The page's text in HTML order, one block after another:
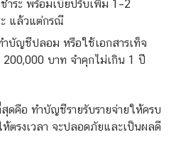
ำระ พร้อมเบี้ยปรับเพิ่ม 1–2
ะ แล้วแต่กรณี
บัญชีปลอม หรือใช้เอกสารเท็จ
บาท จำคุกไม่เกิน 1 ปี
ดคือ ทำบัญชีรายรับรายจ่ายให้ครบ
ตรงเวลา จะปลอดภัยและเป็นผลดี